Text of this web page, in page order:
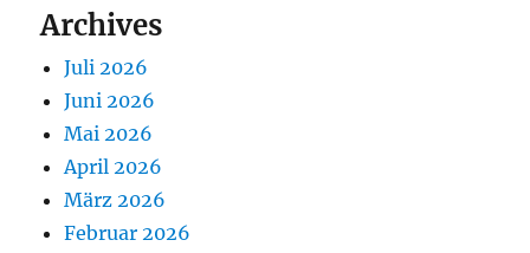
Archives
Juli 2026
Juni 2026
Mai 2026
April 2026
März 2026
Februar 2026